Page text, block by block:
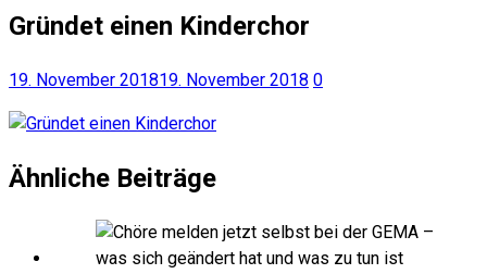
Gründet einen Kinderchor
19. November 201819. November 2018 0
Ähnliche Beiträge